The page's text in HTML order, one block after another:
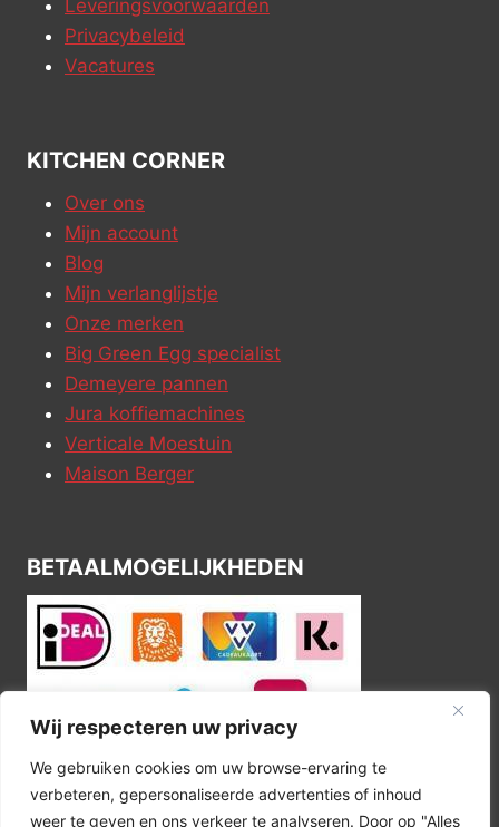
Wij respecteren uw privacy
We gebruiken cookies om uw browse-ervaring te
verbeteren, gepersonaliseerde advertenties of inhoud
weer te geven en ons verkeer te analyseren. Door op "Alles
Leveringsvoorwaarden
Privacybeleid
Vacatures
KITCHEN CORNER
Over ons
Mijn account
Blog
Mijn verlanglijstje
Onze merken
Big Green Egg specialist
Demeyere pannen
Jura koffiemachines
Verticale Moestuin
Maison Berger
BETAALMOGELIJKHEDEN